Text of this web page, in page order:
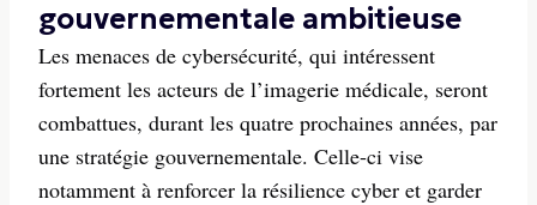
gouvernementale ambitieuse
Les menaces de cybersécurité, qui intéressent
fortement les acteurs de l’imagerie médicale, seront
combattues, durant les quatre prochaines années, par
une stratégie gouvernementale. Celle-ci vise
notamment à renforcer la résilience cyber et garder